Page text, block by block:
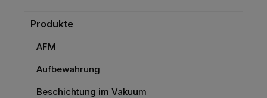
Produkte
AFM
Aufbewahrung
Beschichtung im Vakuum